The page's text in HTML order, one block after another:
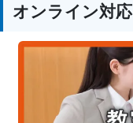
オンライン対応